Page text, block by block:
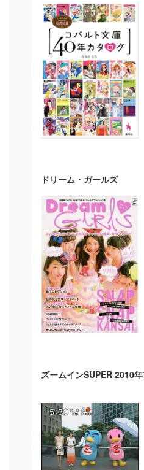
ドリーム・ガールズ
ズームインSUPER 2010